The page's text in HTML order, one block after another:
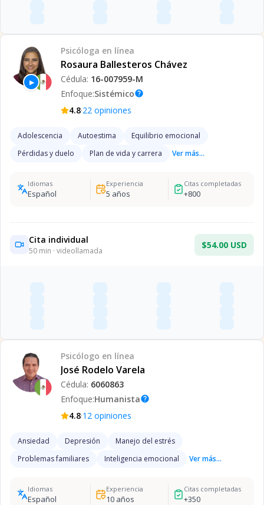
▶
Psicóloga en línea
Rosaura Ballesteros Chávez
Cédula: 16-007959-M
Enfoque:Sistémicohelp
4.8·22 opiniones
Adolescencia Autoestima
Equilibrio emocional
Pérdidas y duelo
Plan de vida y carrera Ver más...
Idiomas
Español
Experiencia
5 años
Citas completadas
+800
Cita individual
50 min · videollamada
$54.00 USD
Psicólogo en línea
José Rodelo Varela
Cédula: 6060863
Enfoque:Humanistahelp
4.8·12 opiniones
Ansiedad Depresión
Manejo del estrés
Problemas familiares
Inteligencia emocional Ver más...
Idiomas
Español
Experiencia
10años
Citas completadas
+350